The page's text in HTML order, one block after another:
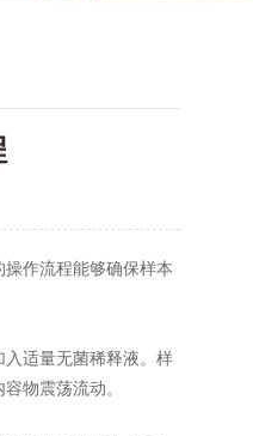
作流程能够确保样本
适量无菌稀释液。样
物震荡流动。